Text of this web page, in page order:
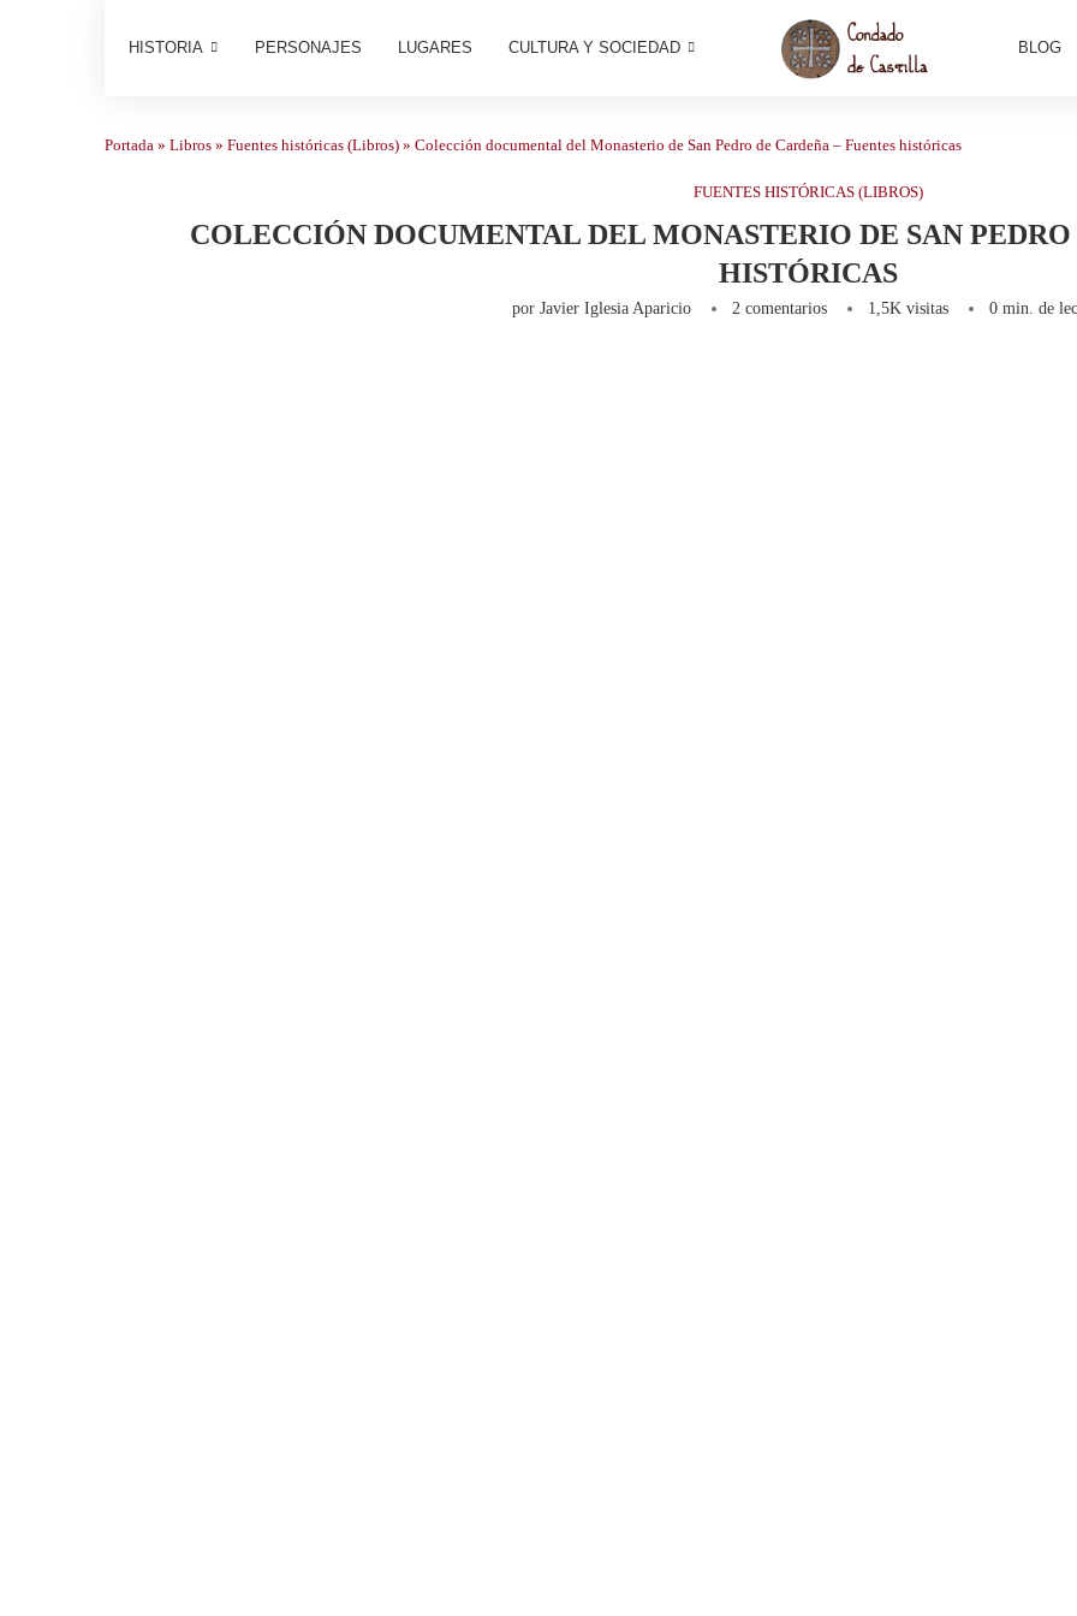
HISTORIA PERSONAJES LUGARES CULTURA Y SOCIEDAD BLOG
Portada » Libros » Fuentes históricas (Libros) » Colección documental del Monasterio de San Pedro de Cardeña – Fuentes históricas
FUENTES HISTÓRICAS (LIBROS)
COLECCIÓN DOCUMENTAL DEL MONASTERIO DE SAN
HISTÓRICAS
por Javier Iglesia Aparicio 2 comentarios 1,5Kvisitas 0 min. de